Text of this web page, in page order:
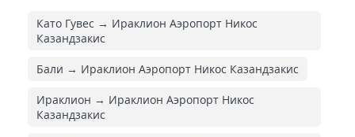
Като Гувес → Ираклион Аэропорт Никос
Казандзакис
Бали → Ираклион Аэропорт Никос Казандзакис
Ираклион → Ираклион Аэропорт Никос
Казандзакис